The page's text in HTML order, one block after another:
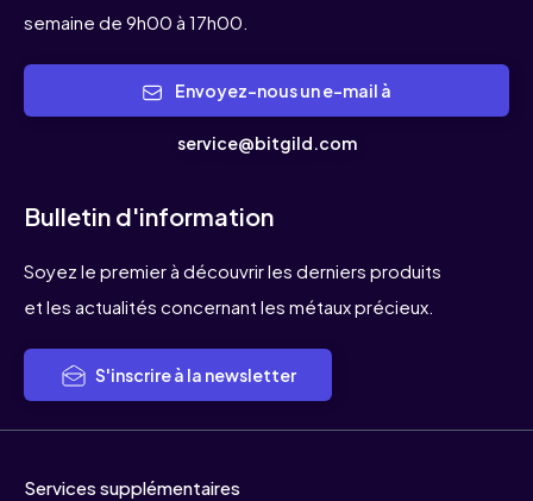
semaine de 9h00 à 17h00.
service@bitgild.com
Bulletin d'information
Soyez le premier à découvrir les derniers produits
et les actualités concernant les métaux précieux.
S'inscrire à la newsletter
Services supplémentaires